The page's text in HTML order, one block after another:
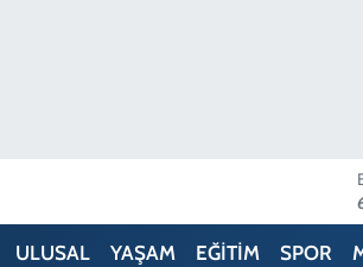
ULUSAL YAŞAM EĞİTİM SPOR